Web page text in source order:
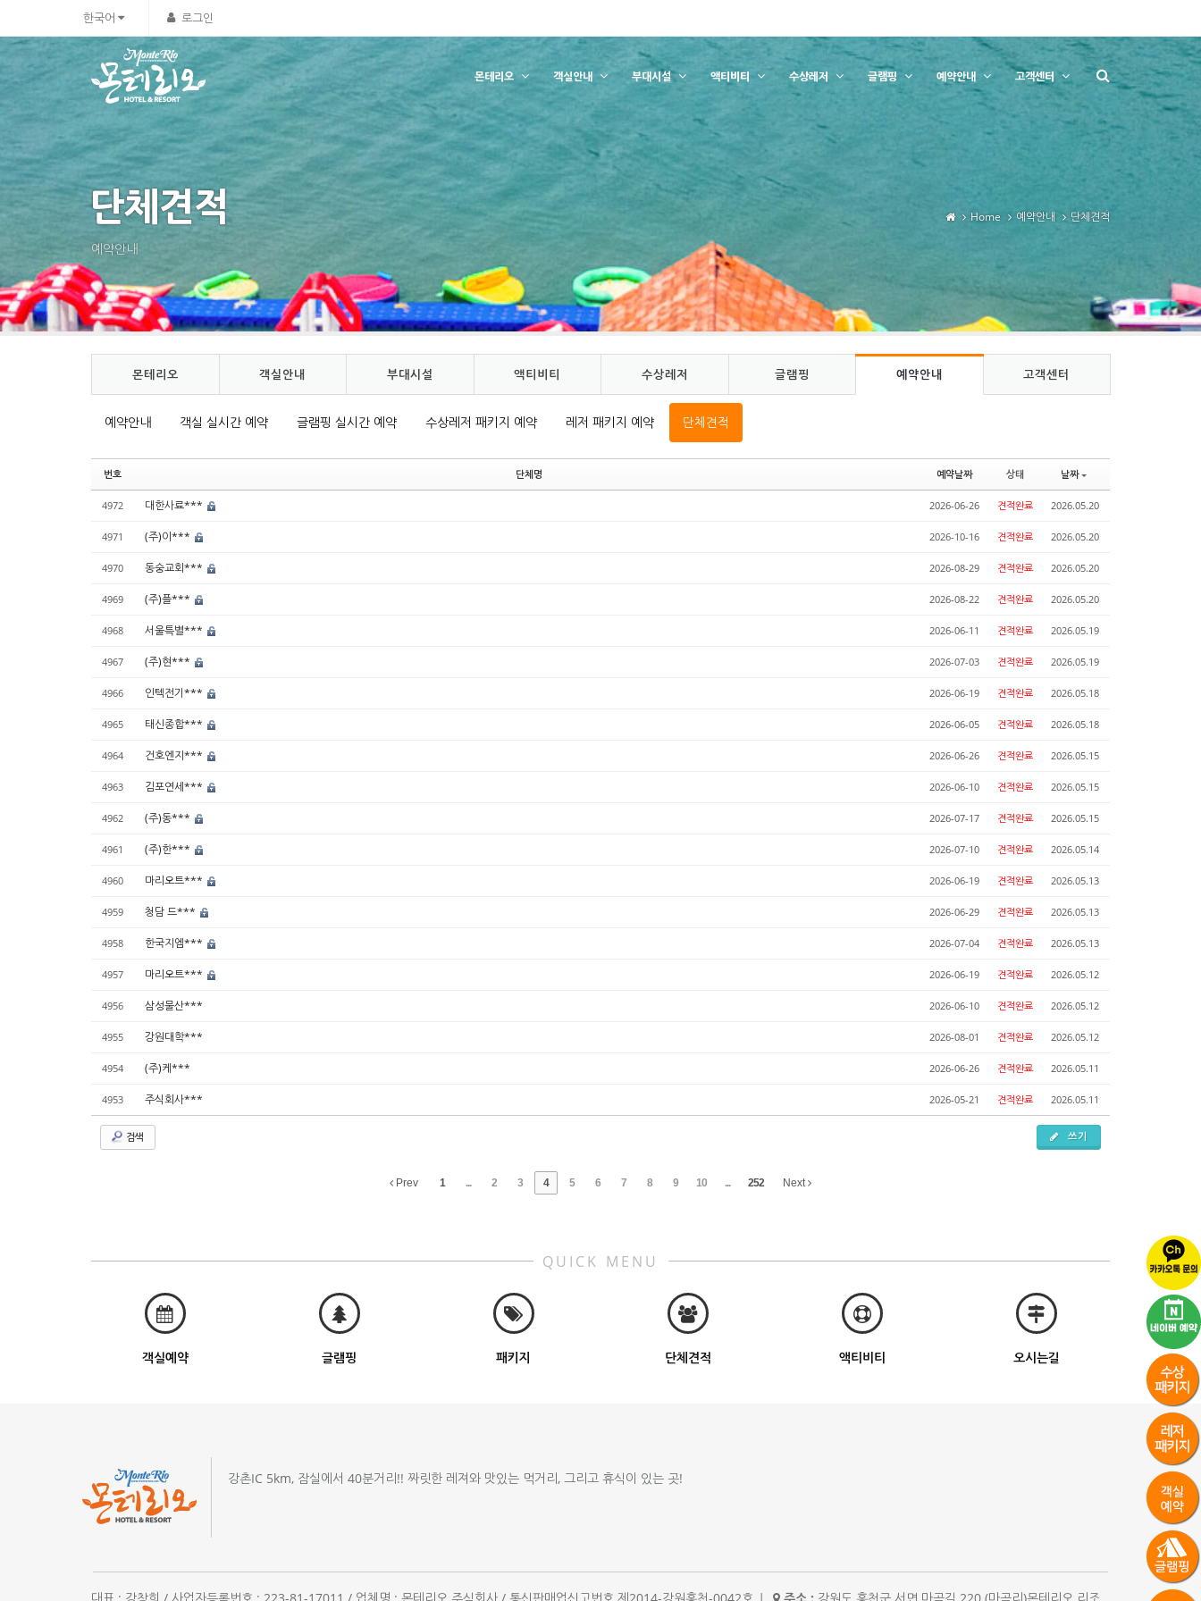
한국어 로그인
몬테리오 객실안내 부대시설 액티비티 수상레저 글램핑 예약안내 고객센터
단체견적
예약안내
Home 예약안내 단체견적
몬테리오 객실안내 부대시설 액티비티 수상레저 글램핑 예약안내 고객센터
예약안내 객실 실시간 예약 글램핑 실시간 예약 수상레저 패키지 예약 레저 패키지 예약 단체견적
번호 단체명 예약날짜 상태 날짜
4972 대한사료*** 2026-06-26 견적완료 2026.05.20
4971 (주)이*** 2026-10-16 견적완료 2026.05.20
4970 동숭교회*** 2026-08-29 견적완료 2026.05.20
4969 (주)플*** 2026-08-22 견적완료 2026.05.20
4968 서울특별*** 2026-06-11 견적완료 2026.05.19
4967 (주)현*** 2026-07-03 견적완료 2026.05.19
4966 인텍전기*** 2026-06-19 견적완료 2026.05.18
4965 태신종합*** 2026-06-05 견적완료 2026.05.18
4964 건호엔지*** 2026-06-26 견적완료 2026.05.15
4963 김포연세*** 2026-06-10 견적완료 2026.05.15
4962 (주)동*** 2026-07-17 견적완료 2026.05.15
4961 (주)한*** 2026-07-10 견적완료 2026.05.14
4960 마리오트*** 2026-06-19 견적완료 2026.05.13
4959 청담 드*** 2026-06-29 견적완료 2026.05.13
4958 한국지엠*** 2026-07-04 견적완료 2026.05.13
4957 마리오트*** 2026-06-19 견적완료 2026.05.12
4956 삼성물산*** 2026-06-10 견적완료 2026.05.12
4955 강원대학*** 2026-08-01 견적완료 2026.05.12
4954 (주)케*** 2026-06-26 견적완료 2026.05.11
4953 주식회사*** 2026-05-21 견적완료 2026.05.11
검색 쓰기
Prev 1 ... 2 3 4 5 6 7 8 9 10 ... 252 Next
QUICK MENU
객실예약 글램핑 패키지 단체견적 액티비티 오시는길
강촌IC 5km, 잠실에서 40분거리!! 짜릿한 레져와 맛있는 먹거리, 그리고 휴식이 있는 곳!
Sketchbook5, 스케치북5